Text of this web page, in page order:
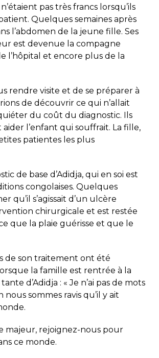
pas très francs lorsqu’ils
Quelques semaines après
l’abdomen de la jeune fille. Ses
est devenue la compagne
l’hôpital et encore plus de la
rendre visite et de se préparer à
de découvrir ce qui n’allait
du coût du diagnostic. Ils
l’enfant qui souffrait. La fille,
patientes les plus
de base d’Adidja, qui en soi est
congolaises. Quelques
qu’il s’agissait d’un ulcère
chirurgicale et est restée
que la plaie guérisse et que le
de son traitement ont été
la famille est rentrée à la
d’Adidja : « Je n’ai pas de mots
sommes ravis qu’il y ait
majeur, rejoignez-nous pour
ce monde.